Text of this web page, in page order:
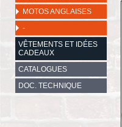
MOTOS ANGLAISES
-
VÊTEMENTS ET IDÉES
CADEAUX
CATALOGUES
DOC. TECHNIQUE